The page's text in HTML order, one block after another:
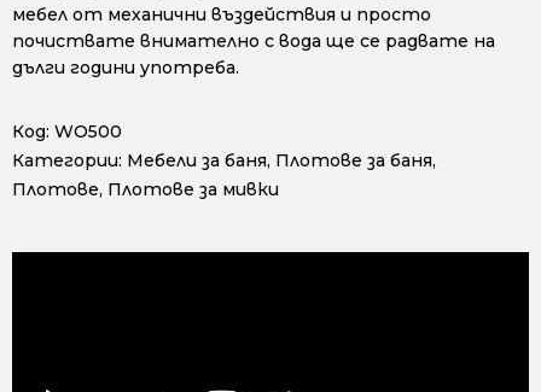
мебел от механични въздействия и просто
почиствате внимателно с вода ще се радвате на
дълги години употреба.
Код: WO500
Категории: Мебели за баня, Плотове за баня,
Плотове, Плотове за мивки